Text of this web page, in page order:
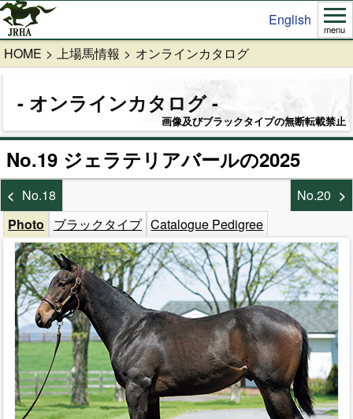
English
menu
HOME 上場馬情報 オンラインカタログ
オンラインカタログ
画像及びブラックタイプの無断転載禁止
No.19 ジェラテリアバールの2025
No.18
No.20
Photo
ブラックタイプ Catalogue Pedigree